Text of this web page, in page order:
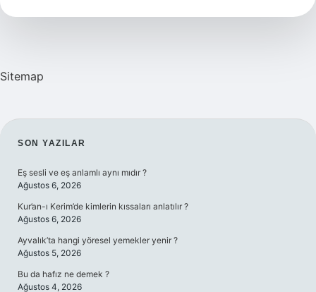
Sitemap
SIDEBAR
SON YAZILAR
Eş sesli ve eş anlamlı aynı mıdır ?
Ağustos 6, 2026
Kur’an-ı Kerim’de kimlerin kıssaları anlatılır ?
Ağustos 6, 2026
Ayvalık’ta hangi yöresel yemekler yenir ?
Ağustos 5, 2026
Bu da hafız ne demek ?
Ağustos 4, 2026